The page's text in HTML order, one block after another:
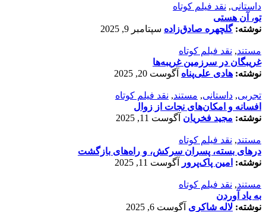
داستانی, نقد فیلم کوتاه
تو، آن هستی
نوشته:گلچهره صادق‌زاده سپتامبر 9, 2025
مستند, نقد فیلم کوتاه
غریبگان در سرزمین غریبه‌ها
نوشته: هادی علی‌پناه آگوست 20, 2025
تجربی, داستانی, مستند, نقد فیلم کوتاه
افسانه‌ و امکان‌های نجات از زوال
نوشته: مجید فخریان آگوست 11, 2025
مستند, نقد فیلم کوتاه
درهای بسته، پسران سرکش، و راه‌های بازگشت
نوشته: امین پاک‌پرور آگوست 11, 2025
مستند, نقد فیلم کوتاه
به یاد آوردن
نوشته: لاله شاکری آگوست 6, 2025